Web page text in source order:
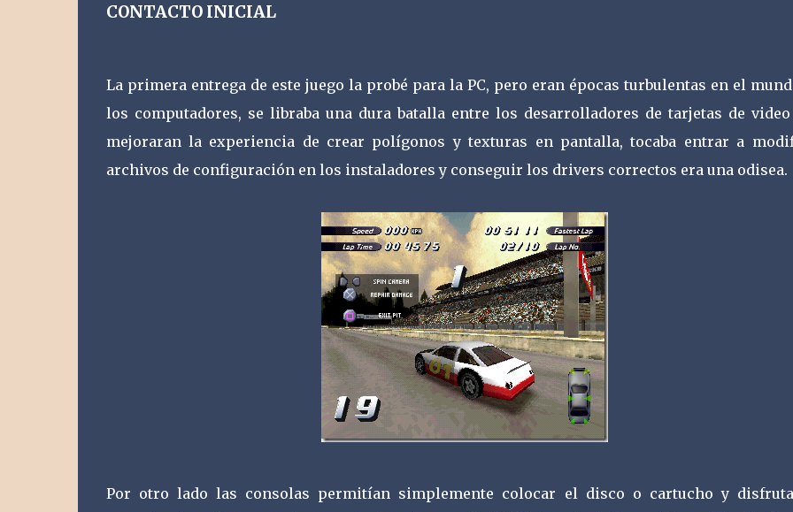
CONTACTO INICIAL
La primera entrega de este juego la probé para la PC, pero eran épocas turbulentas en el
los computadores, se libraba una dura batalla entre los desarrolladores de tarjetas de video
mejoraran la experiencia de crear polígonos y texturas en pantalla, tocaba entrar a
archivos de configuración en los instaladores y conseguir los drivers correctos era una odisea.
Por otro lado las consolas permitían simplemente colocar el disco o cartucho y